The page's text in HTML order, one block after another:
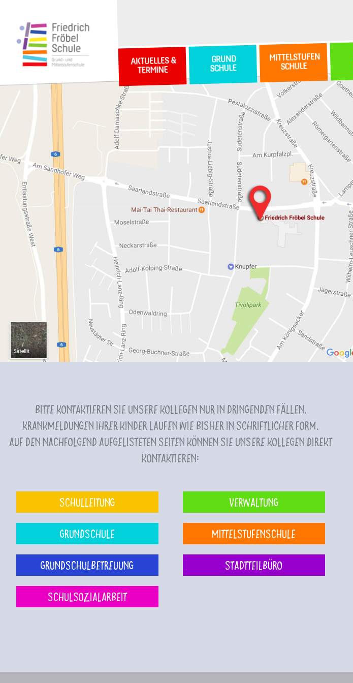
AKTUELLES &
TERMINE
GRUND
SCHULE
MITTELSTUFEN
SCHULE
Bitte kontaktieren Sie unsere Kollegen nur in dringenden Fällen.
Krankmeldungen Ihrer Kinder laufen wie bisher in schriftlicher Form.
Auf den nachfolgend aufgelisteten Seiten können Sie unsere Kollegen direkt
kontaktieren:
Schulleitung Verwaltung
Grundschule Mittelstufenschule
Grundschulbetreuung Stadtteilbüro
Schulsozialarbeit